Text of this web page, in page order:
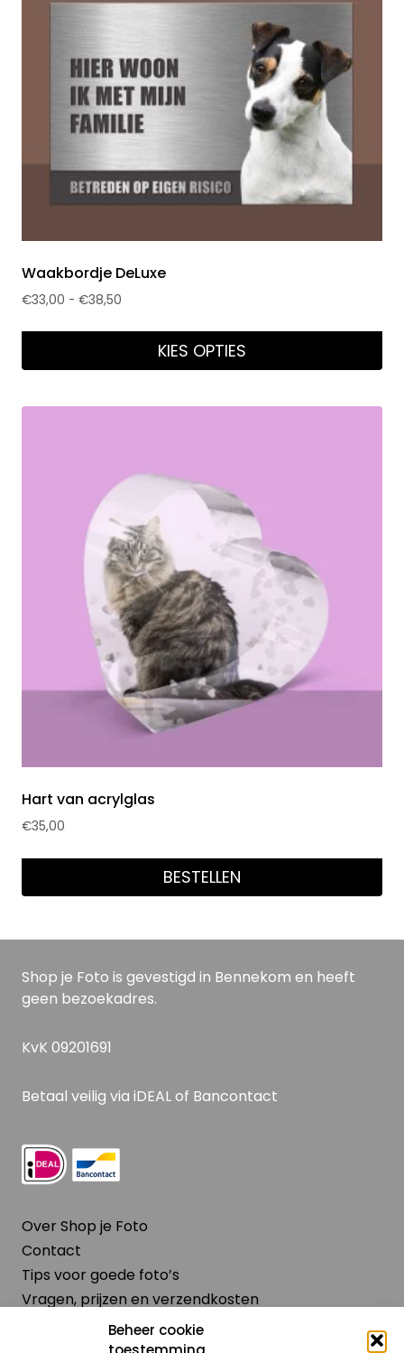
Beheer cookie
Waakbordje DeLuxe
€33,00 - €38,50
KIES OPTIES
Hart van acrylglas
€35,00
BESTELLEN
Shop je Foto is gevestigd in Bennekom en heeft
geen bezoekadres.
KvK 09201691
Betaal veilig via iDEAL of Bancontact
Over Shop je Foto
Contact
Tips voor goede foto’s
Vragen, prijzen en verzendkosten
Algemene voorwaarden
Retourbeleid